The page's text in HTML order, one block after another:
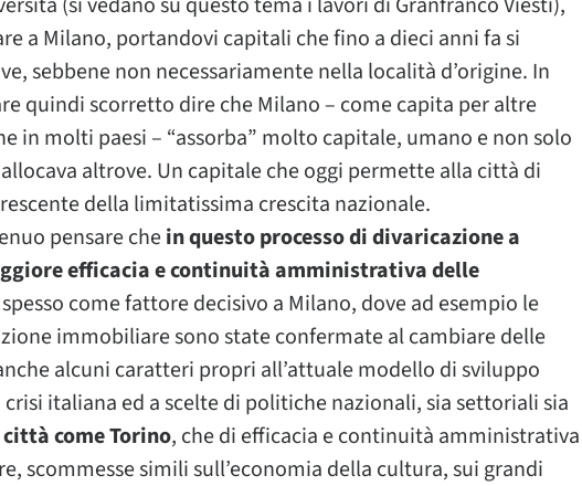
a Milano, portandovi capitali che fino a dieci anni fa si
sebbene non necessariamente nella località d’origine. In
quindi scorretto dire che Milano – come capita per altre
in molti paesi – “assorba” molto capitale, umano e non solo
altrove. Un capitale che oggi permette alla città di
della limitatissima crescita nazionale.
pensare chein questo processo di divaricazione a
efficacia e continuità amministrativa delle
come fattore decisivo a Milano, dove ad esempio le
immobiliare sono state confermate al cambiare delle
alcuni caratteri propri all’attuale modello di sviluppo
italiana ed a scelte di politiche nazionali, sia settoriali sia
città come Torino, che di efficacia e continuità amministrativa
scommesse simili sull’economia della cultura, sui grandi